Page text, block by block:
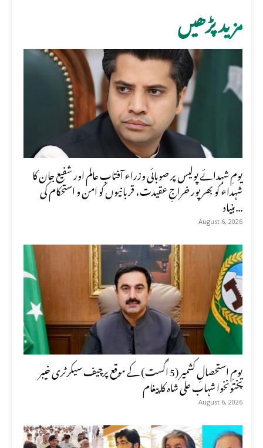
مزید پڑھیں
یومِ شہدائے پولیس پر صوبائی وزراء آفتاب عالم اور شفیع جان کا
شہداء کو بھرپور خراجِ عقیدت، قربانیوں کو امن و استحکام کی
بنیاد...
August 6, 2026
یومِ استحصالِ کشمیر (5 اگست) کے موقع پرچیف سیکرٹری خیبر
پختونخوا شہاب علی شاہ کا پیغام
August 6, 2026